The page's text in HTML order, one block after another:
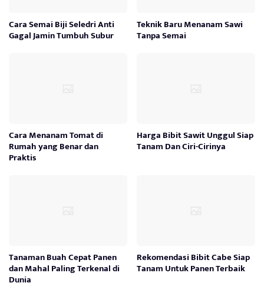
Cara Semai Biji Seledri Anti
Gagal Jamin Tumbuh Subur
Teknik Baru Menanam Sawi
Tanpa Semai
Cara Menanam Tomat di
Rumah yang Benar dan
Praktis
Harga Bibit Sawit Unggul Siap
Tanam Dan Ciri-Cirinya
Tanaman Buah Cepat Panen
dan Mahal Paling Terkenal di
Dunia
Rekomendasi Bibit Cabe Siap
Tanam Untuk Panen Terbaik